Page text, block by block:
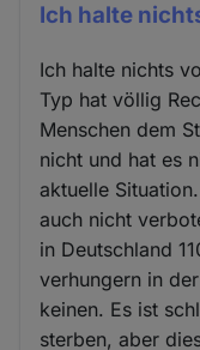
Ich halte
Ich halte nichts
Typ hat völlig
Menschen dem
nicht und hat es
aktuelle
auch nicht
in Deutschland
verhungern in
keinen. Es ist
sterben, aber